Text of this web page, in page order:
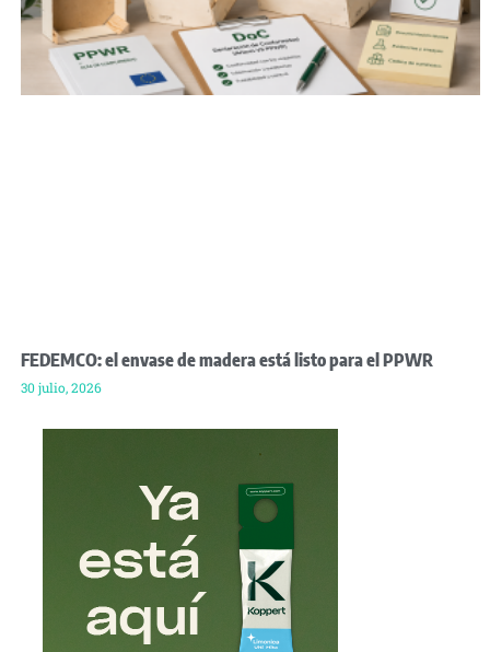
FEDEMCO: el envase de madera está listo para el PPWR
30 julio, 2026